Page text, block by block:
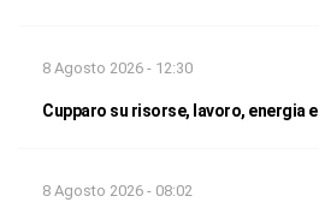
8 Agosto 2026 - 12:30
Cupparo su risorse, lavoro, energia
8 Agosto 2026 - 08:02